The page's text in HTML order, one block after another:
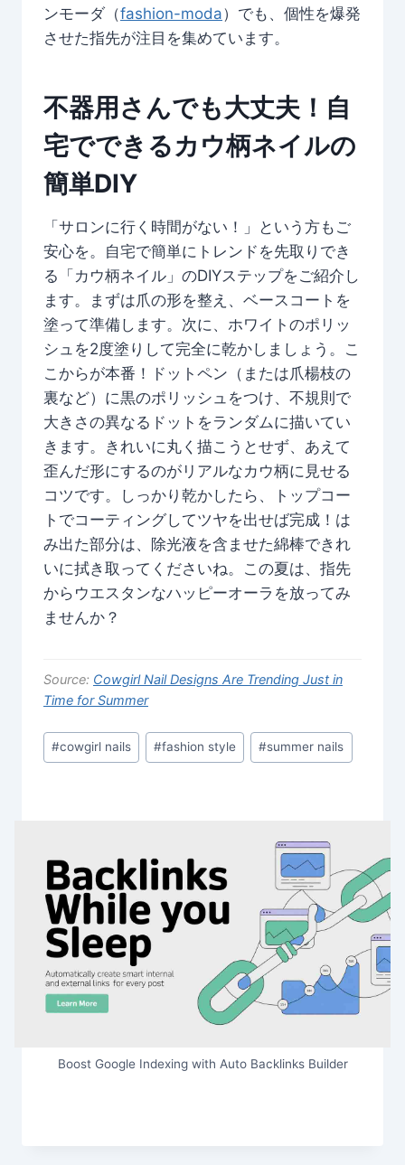
ンモーダ（fashion-moda）でも、個性を爆発
させた指先が注目を集めています。
不器用さんでも大丈夫！自
宅でできるカウ柄ネイルの
簡単DIY
「サロンに行く時間がない！」という方もご
安心を。自宅で簡単にトレンドを先取りでき
る「カウ柄ネイル」のDIYステップをご紹介し
ます。まずは爪の形を整え、ベースコートを
塗って準備します。次に、ホワイトのポリッ
シュを2度塗りして完全に乾かしましょう。こ
こからが本番！ドットペン（または爪楊枝の
裏など）に黒のポリッシュをつけ、不規則で
大きさの異なるドットをランダムに描いてい
きます。きれいに丸く描こうとせず、あえて
歪んだ形にするのがリアルなカウ柄に見せる
コツです。しっかり乾かしたら、トップコー
トでコーティングしてツヤを出せば完成！は
み出た部分は、除光液を含ませた綿棒できれ
いに拭き取ってくださいね。この夏は、指先
からウエスタンなハッピーオーラを放ってみ
ませんか？
Source: Cowgirl Nail Designs Are Trending Just in
Time for Summer
Post
Tags:
#cowgirl nails #fashion style #summer nails
Boost Google Indexing with Auto Backlinks Builder